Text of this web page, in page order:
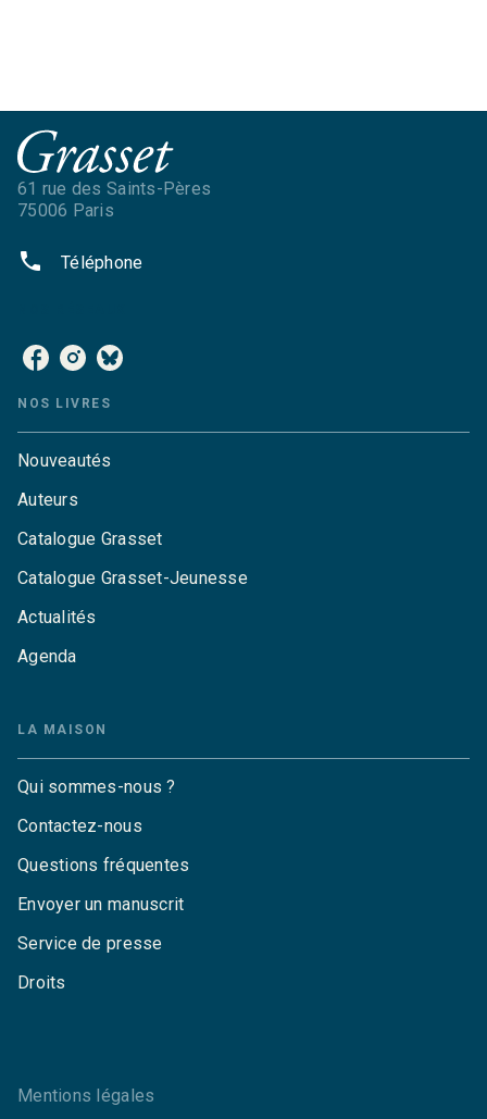
61 rue des Saints-Pères
75006 Paris
phone Téléphone
NOS LIVRES
Nouveautés
Auteurs
Catalogue Grasset
Catalogue Grasset-Jeunesse
Actualités
Agenda
LA MAISON
Qui sommes-nous ?
Contactez-nous
Questions fréquentes
Envoyer un manuscrit
Service de presse
Droits
Mentions légales